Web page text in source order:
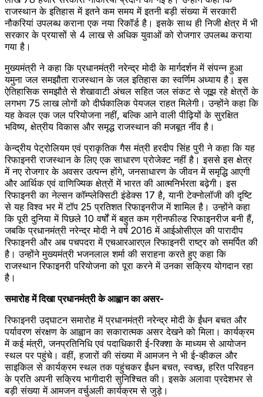
राजस्थान के इतिहास में इतने कम समय में इतनी बड़ी संख्या में सरकारी
नौकरियां उपलब्ध कराना एक नया रिकॉर्ड है। इसके साथ ही निजी क्षेत्र में भी
सरकार के प्रयासों से 4 लाख से अधिक युवाओं को रोजगार उपलब्ध कराया
गया है।
मुख्यमंत्री ने कहा कि प्रधानमंत्री नरेन्द्र मोदी के मार्गदर्शन में संपन्न हुआ
यमुना जल समझौता राजस्थान के जल इतिहास का स्वर्णिम अध्याय है। इस
ऐतिहासिक समझौते से शेखावाटी अंचल सहित जल संकट से जूझ रहे क्षेत्रों के
लगभग 75 लाख लोगों को दीर्घकालिक पेयजल राहत मिलेगी। उन्होंने कहा कि
यह केवल एक जल परियोजना नहीं, बल्कि आने वाली पीढ़ियों के सुरक्षित
भविष्य, क्षेत्रीय विकास और समृद्ध राजस्थान की मजबूत नींव है।
केन्द्रीय पेट्रोलियम एवं प्राकृतिक गैस मंत्री हरदीप सिंह पुरी ने कहा कि यह
रिफाइनरी राजस्थान के लिए एक साधारण प्रोजेक्ट नहीं है। इससे इस क्षेत्र
में नए रोजगार के अवसर उत्पन्न होंगे, जनसाधारण के जीवन में समृद्धि आएगी
और आर्थिक एवं वाणिज्यिक क्षेत्रों में भारत की आत्मनिर्भरता बढ़ेगी। इस
रिफाइनरी का नेल्सन कॉम्प्लेक्सिटी इंडेक्स 17 है, यानी टेक्नोलॉजी की दृष्टि
से यह विश्व भर में टॉप 25 प्रतिशत रिफाइनरीज में शामिल है। उन्होंने कहा
कि पूरी दुनिया में पिछले 10 वर्षों में बहुत कम ग्रीनफील्ड रिफाइनरीज बनी हैं,
जबकि प्रधानमंत्री नरेन्द्र मोदी ने वर्ष 2016 में आईओसीएल की पारादीप
रिफाइनरी और अब पचपदरा में एचआरआरएल रिफाइनरी राष्ट्र को समर्पित की
है। उन्होंने मुख्यमंत्री भजनलाल शर्मा की सराहना करते हुए कहा कि
राजस्थान रिफाइनरी परियोजना को पूरा करने में उनका सक्रिय योगदान रहा
है।
समारोह में दिखा प्रधानमंत्री के आह्वान का असर-
रिफाइनरी उद्घाटन समारोह में प्रधानमंत्री नरेन्द्र मोदी के ईंधन बचत और
पर्यावरण संरक्षण के आह्वान का सकारात्मक असर देखने को मिला। कार्यक्रम
में कई मंत्री, जनप्रतिनिधि एवं पदाधिकारी ई-रिक्शा के माध्यम से आयोजन
स्थल पर पहुंचे। वहीं, हजारों की संख्या में आमजन ने भी ई-व्हीकल और
साइकिल से कार्यक्रम स्थल तक पहुंचकर ईंधन बचत, स्वच्छ, हरित परिवहन
के प्रति अपनी सक्रिय भागीदारी सुनिश्चित की। इसके अलावा प्रदेशभर से
बड़ी संख्या में आमजन वर्चुअली कार्यक्रम से जुड़े।